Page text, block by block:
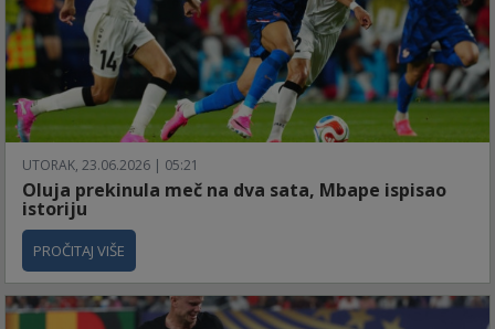
UTORAK, 23.06.2026 | 05:21
Oluja prekinula meč na dva sata, Mbape ispisao
istoriju
PROČITAJ VIŠE